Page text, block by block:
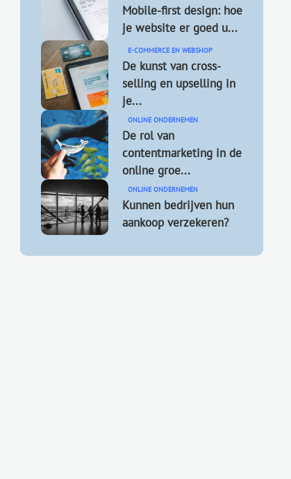
Mobile-first design: hoe
je website er goed u...
E-COMMERCE EN WEBSHOP
De kunst van cross-
selling en upselling in
je...
ONLINE ONDERNEMEN
De rol van
contentmarketing in de
online groe...
ONLINE ONDERNEMEN
Kunnen bedrijven hun
aankoop verzekeren?